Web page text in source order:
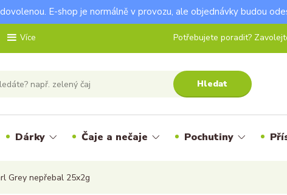
E-shop je normálně v provozu, ale objednávky budou
Více
Hledat
Potřebujete poradit?
Dárky Čaje a nečaje Pochutiny
Grey nepřebal 25x2g